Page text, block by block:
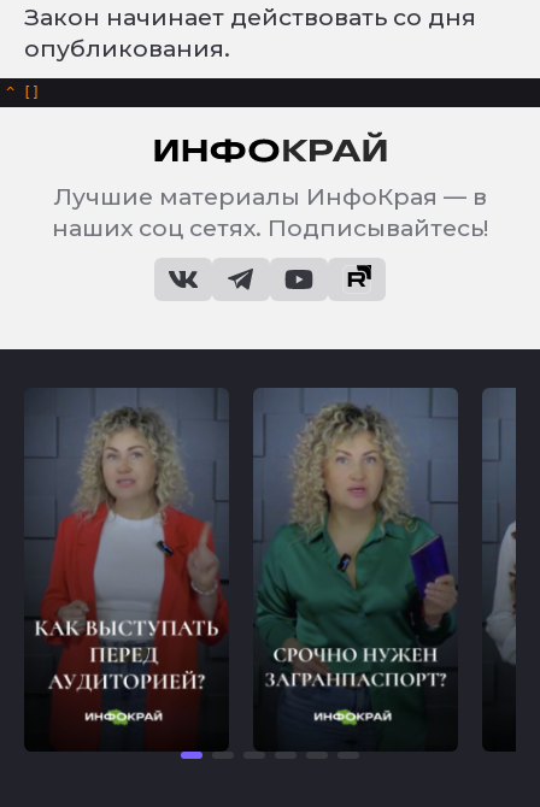
Закон начинает действовать со дня
опубликования.
^
Лучшие материалы ИнфоКрая — в
наших соц сетях. Подписывайтесь!